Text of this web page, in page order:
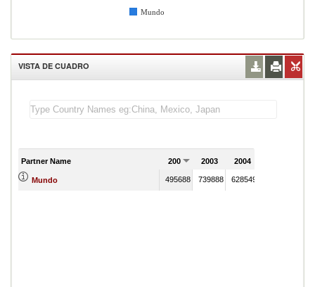
Mundo
VISTA DE CUADRO
Partner Name 2002 2003 2004
Mundo 495688 739888 628549